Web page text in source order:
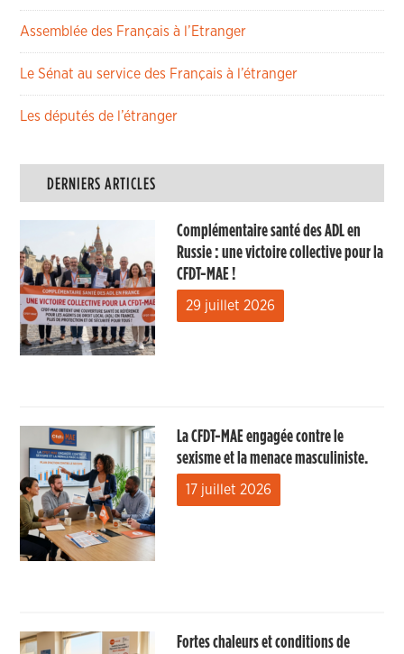
Assemblée des Français à l’Etranger
Le Sénat au service des Français à l’étranger
Les députés de l’étranger
DERNIERS ARTICLES
Complémentaire santé des ADL en
Russie : une victoire collective pour la
CFDT-MAE !
29 juillet 2026
La CFDT-MAE engagée contre le
sexisme et la menace masculiniste.
17 juillet 2026
Fortes chaleurs et conditions de